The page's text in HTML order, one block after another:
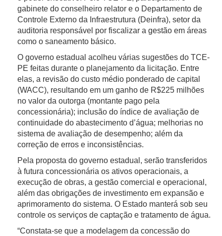
gabinete do conselheiro relator e o Departamento de
Controle Externo da Infraestrutura (Deinfra), setor da
auditoria responsável por fiscalizar a gestão em áreas
como o saneamento básico.
O governo estadual acolheu várias sugestões do TCE-
PE feitas durante o planejamento da licitação. Entre
elas, a revisão do custo médio ponderado de capital
(WACC), resultando em um ganho de R$225 milhões
no valor da outorga (montante pago pela
concessionária); inclusão do índice de avaliação de
continuidade do abastecimento d’água; melhorias no
sistema de avaliação de desempenho; além da
correção de erros e inconsistências.
Pela proposta do governo estadual, serão transferidos
à futura concessionária os ativos operacionais, a
execução de obras, a gestão comercial e operacional,
além das obrigações de investimento em expansão e
aprimoramento do sistema. O Estado manterá sob seu
controle os serviços de captação e tratamento de água.
“Constata-se que a modelagem da concessão do